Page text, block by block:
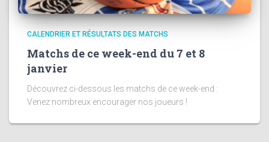
CALENDRIER ET RÉSULTATS DES MATCHS
Matchs de ce week-end du 7 et 8
janvier
Découvrez ci-dessous les matchs de ce week-end :
Venez nombreux encourager nos joueurs !